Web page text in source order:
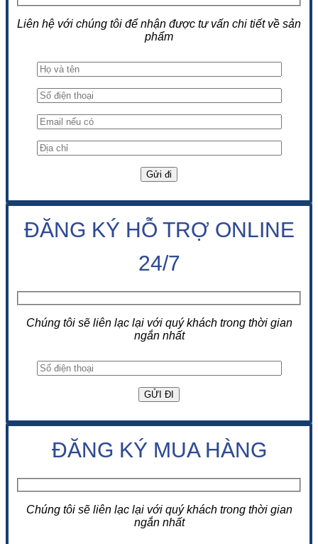
Liên hệ với chúng tôi để nhận được tư vấn chi tiết về sản
phẩm
ĐĂNG KÝ HỖ TRỢ ONLINE
24/7
Chúng tôi sẽ liên lạc lại với quý khách trong thời gian
ngắn nhất
ĐĂNG KÝ MUA HÀNG
Chúng tôi sẽ liên lạc lại với quý khách trong thời gian
ngắn nhất